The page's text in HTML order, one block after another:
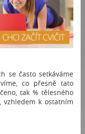
se často setkáváme
co přesně tato
tak % tělesného
k ostatním